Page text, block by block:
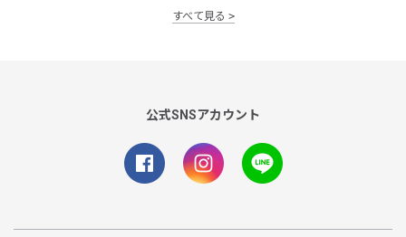
すべて見る
公式SNSアカウント